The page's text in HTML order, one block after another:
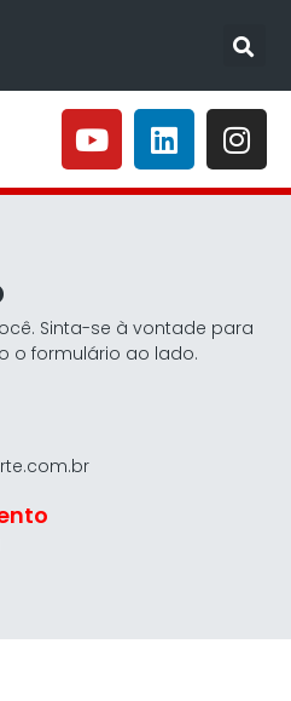
Sinta-se à vontade para
o formulário ao lado.